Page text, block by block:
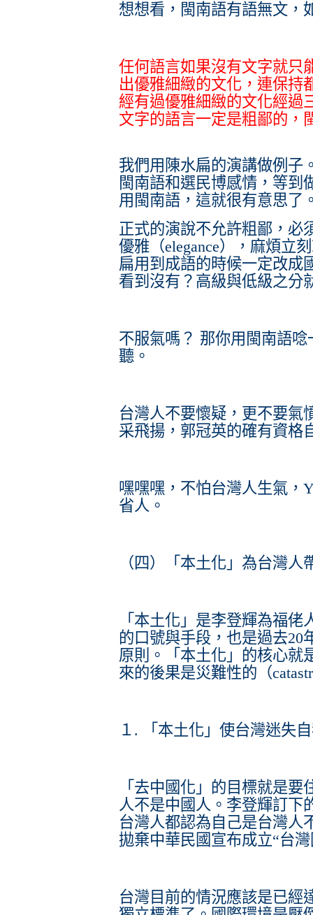
想想看，閩南語有語無文，
任何語言如果沒有文字就只
出優雅細緻的文化，連保持
經有過優雅細緻的文化經過
文字的語言一定是粗鄙的，
我們用陳水扁的演講做例子
閩南語和選民博感情，等到
用閩南語，這就很有意思了
正式的演說不允許粗鄙，必
優雅（elegance），麻煩立
扁用到成語的時候一定改成
看到沒有？高級與低級之分
不服氣嗎？ 那你用閩南語
聽。
台灣人不要懷疑，更不要氣
采飛揚，郭冠英的確有資格
嘿嘿嘿，不怕台灣人生氣，
省人。
（四）「本土化」為台灣人
「本土化」是李登輝為福
的口號與手段，也是過去20
原則。「本土化」的核心就
來的後果是災難性的（
１. 「本土化」使台灣迷失
「去中國化」的目標就是
人不是中國人。李登輝訂下
台灣人都認為自己是台灣人
拋棄中華民國宣布成立“台
台灣目前的情況應該是已經